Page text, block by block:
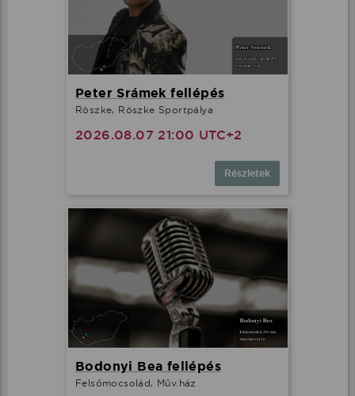
Peter Srámek fellépés
Röszke, Röszke Sportpálya
2026.08.07 21:00 UTC+2
Részletek
Bodonyi Bea fellépés
Felsőmocsolád, Műv.ház